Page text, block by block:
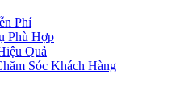
Phí
Phù Hợp
Quả
Sóc Khách Hàng